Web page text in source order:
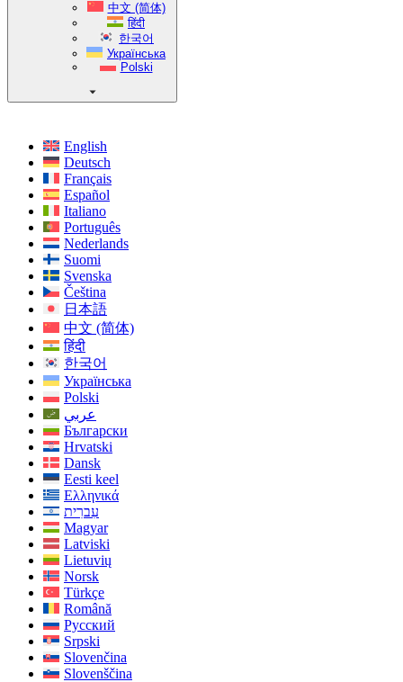
中文 (简体)
हिंदी
한국어
Українська
Polski
English
Deutsch
Français
Español
Italiano
Português
Nederlands
Suomi
Svenska
Čeština
日本語
中文 (简体)
हिंदी
한국어
Українська
Polski
عربي
Български
Hrvatski
Dansk
Eesti keel
Ελληνικά
עִברִית
Magyar
Latviski
Lietuvių
Norsk
Türkçe
Română
Русский
Srpski
Slovenčina
Slovenščina